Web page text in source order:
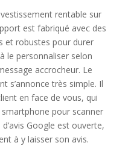
rentable sur
est fabriqué avec des
et robustes pour durer
le personnaliser selon
accrocheur. Le
s’annonce très simple. Il
en face de vous, qui
pour scanner
Google est ouverte,
à y laisser son avis.